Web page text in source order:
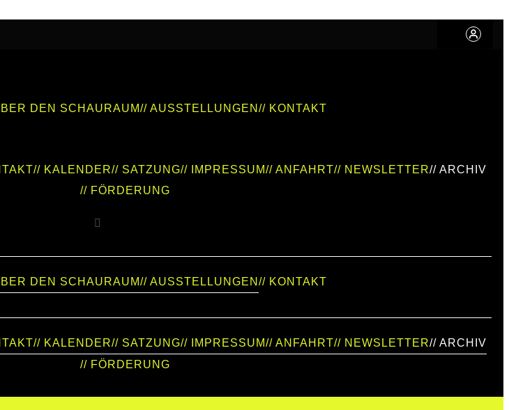
DEN SCHAURAUM// AUSSTELLUNGEN // KONTAKT
// KALENDER// SATZUNG// IMPRESSUM// ANFAHRT// NEWSLETTER// ARCHIV
// FÖRDERUNG
DEN SCHAURAUM// AUSSTELLUNGEN // KONTAKT
// KALENDER// SATZUNG// IMPRESSUM// ANFAHRT// NEWSLETTER// ARCHIV
// FÖRDERUNG